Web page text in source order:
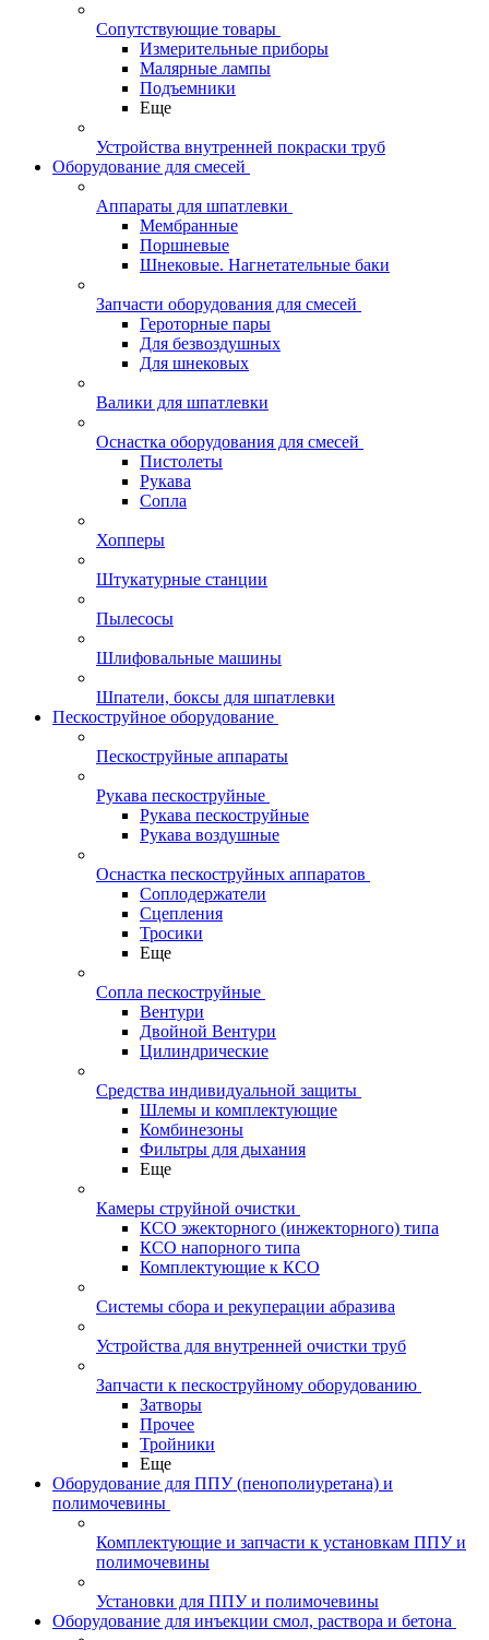
Сопутствующие товары
Измерительные приборы
Малярные лампы
Подъемники
Еще
Устройства внутренней покраски труб
Оборудование для смесей
Аппараты для шпатлевки
Мембранные
Поршневые
Шнековые. Нагнетательные баки
Запчасти оборудования для смесей
Героторные пары
Для безвоздушных
Для шнековых
Валики для шпатлевки
Оснастка оборудования для смесей
Пистолеты
Рукава
Сопла
Хопперы
Штукатурные станции
Пылесосы
Шлифовальные машины
Шпатели, боксы для шпатлевки
Пескоструйное оборудование
Пескоструйные аппараты
Рукава пескоструйные
Рукава пескоструйные
Рукава воздушные
Оснастка пескоструйных аппаратов
Соплодержатели
Сцепления
Тросики
Еще
Сопла пескоструйные
Вентури
Двойной Вентури
Цилиндрические
Средства индивидуальной защиты
Шлемы и комплектующие
Комбинезоны
Фильтры для дыхания
Еще
Камеры струйной очистки
КСО эжекторного (инжекторного) типа
КСО напорного типа
Комплектующие к КСО
Системы сбора и рекуперации абразива
Устройства для внутренней очистки труб
Запчасти к пескоструйному оборудованию
Затворы
Прочее
Тройники
Еще
Оборудование для ППУ (пенополиуретана) и
полимочевины
Комплектующие и запчасти к установкам ППУ и
полимочевины
Установки для ППУ и полимочевины
Оборудование для инъекции смол, раствора и бетона